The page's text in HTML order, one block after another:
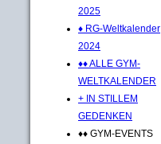
2025
♦ RG-Weltkalender
2024
♦♦ ALLE GYM-
WELTKALENDER
+ IN STILLEM
GEDENKEN
♦♦ GYM-EVENTS